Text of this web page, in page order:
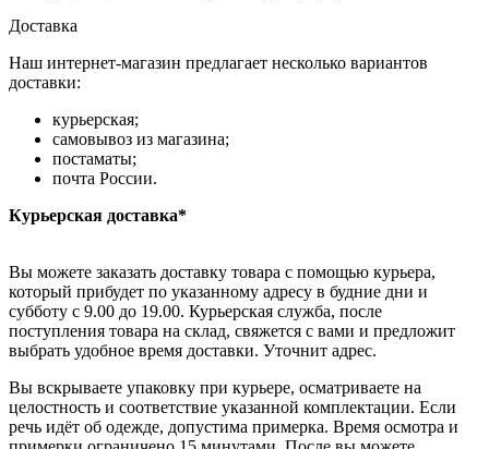
Доставка
Наш интернет-магазин предлагает несколько вариантов
доставки:
курьерская;
самовывоз из магазина;
постаматы;
почта России.
Курьерская доставка*
Вы можете заказать доставку товара с помощью курьера,
который прибудет по указанному адресу в будние дни и
субботу с 9.00 до 19.00. Курьерская служба, после
поступления товара на склад, свяжется с вами и предложит
выбрать удобное время доставки. Уточнит адрес.
Вы вскрываете упаковку при курьере, осматриваете на
целостность и соответствие указанной комплектации. Если
речь идёт об одежде, допустима примерка. Время осмотра и